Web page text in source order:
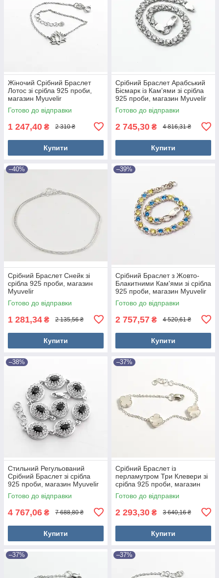
Жіночий Срібний Браслет
Лотос зі срібла 925 проби,
магазин Myuvelir
Готово до відправки
1 247,40 ₴ 2 310 ₴
Купити
Срібний Браслет Арабський
Бісмарк із Кам'ями зі срібла
925 проби, магазин Myuvelir
Готово до відправки
2 745,30 ₴ 4 816,31 ₴
Купити
–40%
Срібний Браслет Снейк зі
срібла 925 проби, магазин
Myuvelir
Готово до відправки
1 281,34 ₴ 2 135,56 ₴
Купити
–39%
Срібний Браслет з Жовто-
Блакитними Кам'ями зі срібла
925 проби, магазин Myuvelir
Готово до відправки
2 757,57 ₴ 4 520,61 ₴
Купити
–38%
Стильний Регульований
Срібний Браслет зі срібла
925 проби, магазин Myuvelir
Готово до відправки
4 767,06 ₴ 7 688,80 ₴
Купити
–37%
Срібний Браслет із
перламутром Три Клевери зі
срібла 925 проби, магазин
Myuvelir
Готово до відправки
2 293,30 ₴ 3 640,16 ₴
Купити
–37% –37%